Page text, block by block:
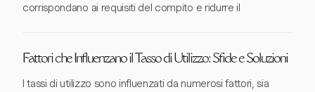
corrispondano ai requisiti del compito e ridurre il
Fattori che Influenzano il Tasso di Utilizzo: Sfide e Soluzioni
I tassi di utilizzo sono influenzati da numerosi fattori, sia